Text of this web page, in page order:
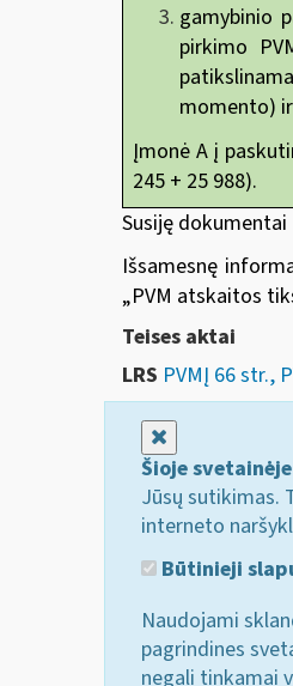
gamybinio
pirkimo
momento)
Įmonė A į
245 + 25 988).
Susiję dokumentai
Išsamesnę
„PVM atskaitos
Teises aktai
LRS PVMĮ 66 str.,
Šioje
Jūsų sutikimas.
interneto
Būtinieji
Naudojami
pagrindines
negali tinkamai